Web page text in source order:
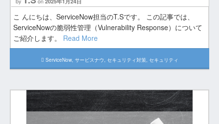
こ んにちは、ServiceNow担当のT.Sです。 この記事では、
ServiceNowの脆弱性管理（Vulnerability Response）について
ご紹介します。 Read More
ServiceNow, サービスナウ, セキュリティ対策, セキュリティ